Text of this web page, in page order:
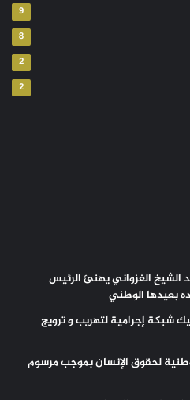
9
8
2
2
الشيخ الغزواني يهنئ الرئيس
بعيدها الوطني
شبكة إجرامية لتهريب و ترويج
لحقوق الإنسان بموجب مرسوم